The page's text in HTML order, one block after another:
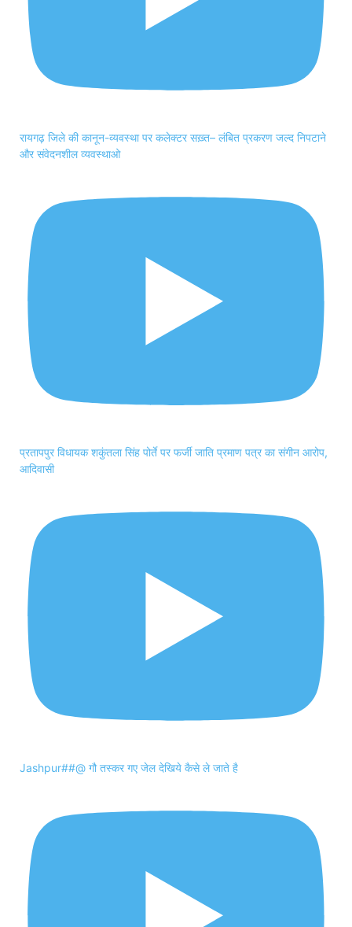
रायगढ़ जिले की कानून-व्यवस्था पर कलेक्टर सख़्त– लंबित प्रकरण जल्द निपटाने
और संवेदनशील व्यवस्थाओ
प्रतापपुर विधायक शकुंतला सिंह पोर्ते पर फर्जी जाति प्रमाण पत्र का संगीन आरोप,
आदिवासी
Jashpur##@ गौ तस्कर गए जेल देखिये कैसे ले जाते है